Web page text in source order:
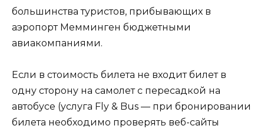
большинства туристов, прибывающих в
аэропорт Мемминген бюджетными
авиакомпаниями.
Если в стоимость билета не входит билет в
одну сторону на самолет с пересадкой на
автобусе (услуга Fly & Bus — при бронировании
билета необходимо проверять веб-сайты